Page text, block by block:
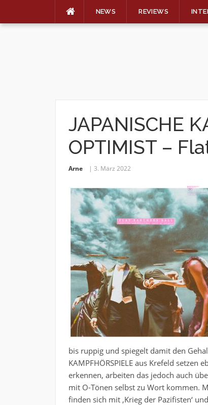
NEWS REVIEWS
JAPANISCHE
OPTIMIST –
Arne 3. März 2022
bis ruppig und spiegelt damit den
KAMPFHÖRSPIELE aus Krefeld
erkennen, arbeiten das jedoch auch
mit O-Tönen selbst zu Wort kommen.
finden sich mit ,Krieg der Pazifisten‘